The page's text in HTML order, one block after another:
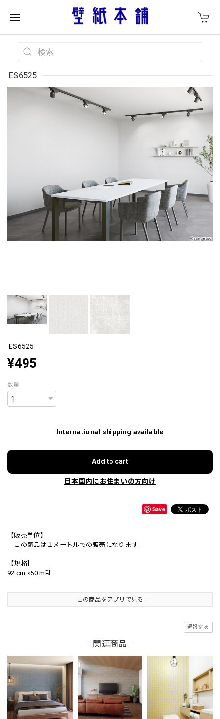
ES6525
ES6525
¥495
数量
International shipping available
Add to cart
日本国内にお住まいの方向け
Save
【販売単位】
この商品は１メートルでの販売になります。
【規格】
92 cm ×50 m乱
この商品をアプリで見る
通報する
関連商品